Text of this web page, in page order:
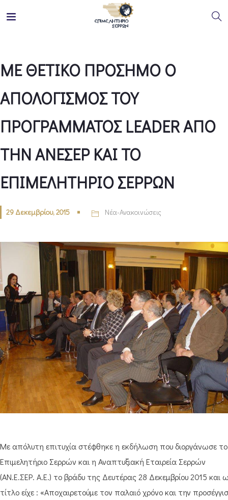
ΜΕ ΘΕΤΙΚΟ ΠΡΟΣΗΜΟ Ο
ΑΠΟΛΟΓΙΣΜΟΣ ΤΟΥ
ΠΡΟΓΡΑΜΜΑΤΟΣ LEADER ΑΠΟ
ΤΗΝ ΑΝΕΣΕΡ ΚΑΙ ΤΟ
ΕΠΙΜΕΛΗΤΗΡΙΟ ΣΕΡΡΩΝ
29 Δεκεμβρίου, 2015 Νέα-Ανακοινώσεις
Με απόλυτη επιτυχία στέφθηκε η εκδήλωση που διοργάνωσε το
Επιμελητήριο Σερρών και η Αναπτυξιακή Εταιρεία Σερρών
(ΑΝ.Ε.ΣΕΡ. Α.Ε.) το βράδυ της Δευτέρας 28 Δεκεμβρίου 2015 και
τίτλο είχε : «Αποχαιρετούμε τον παλαιό χρόνο και την